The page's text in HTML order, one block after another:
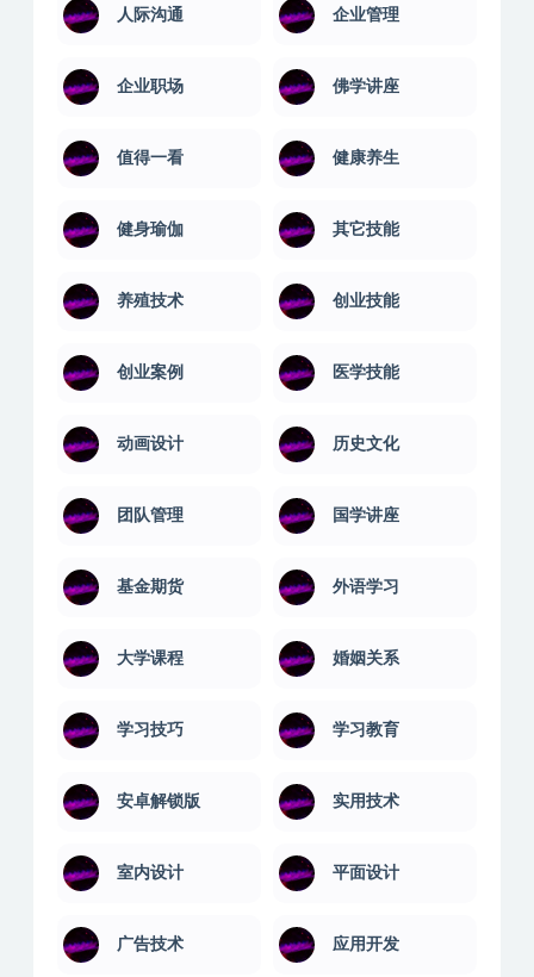
人际沟通 企业管理
企业职场 佛学讲座
值得一看 健康养生
健身瑜伽 其它技能
养殖技术 创业技能
创业案例 医学技能
动画设计 历史文化
团队管理 国学讲座
基金期货 外语学习
大学课程 婚姻关系
学习技巧 学习教育
安卓解锁版 实用技术
室内设计 平面设计
广告技术 应用开发